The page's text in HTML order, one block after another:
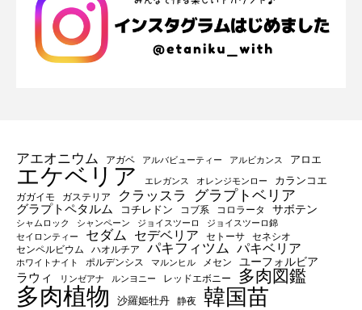
アエオニウム アガベ アルバビューティー アルビカンス アロエ
エケベリア エレガンス オレンジモンロー カランコエ
ガガイモ ガステリア クラッスラ グラプトベリア
グラプトペタルム コチレドン コブ系 コロラータ サボテン
シャムロック シャンペーン ジョイスツーロ
ジョイスツーロ錦
セイロンティー
セダム セデベリア セトーサ
セネシオ
センペルビウム
ハオルチア パキフィツム パキベリア
ホワイトナイト ポルデンシス マルンヒル メセン
ユーフォルビア
ラウィ
リンゼアナ ルンヨニー レッドエボニー 多肉図鑑
多肉植物 沙羅姫牡丹 静夜 韓国苗